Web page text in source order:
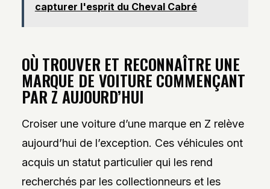
capturer l'esprit du Cheval Cabré
OÙ TROUVER ET RECONNAÎTRE UNE
MARQUE DE VOITURE COMMENÇANT
PAR Z AUJOURD’HUI
Croiser une voiture d’une marque en Z relève
aujourd’hui de l’exception. Ces véhicules ont
acquis un statut particulier qui les rend
recherchés par les collectionneurs et les